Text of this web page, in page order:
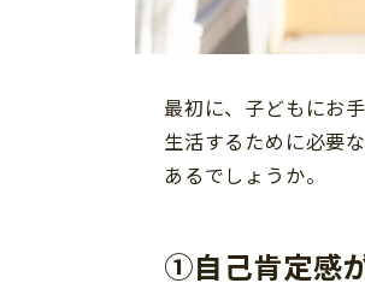
最初に、子どもにお
生活するために必要
あるでしょうか。
➀自己肯定感